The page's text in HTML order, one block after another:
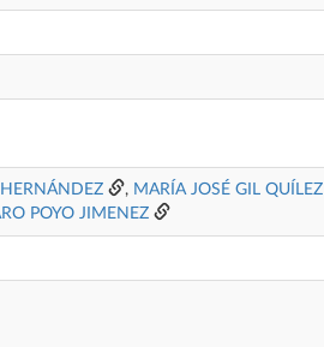
, MARÍA JOSÉ GIL QUÍLEZ
POYO JIMENEZ